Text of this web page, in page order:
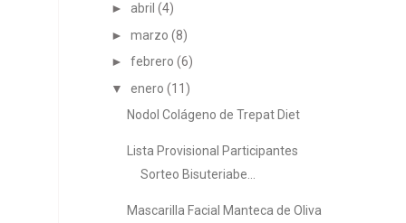
► abril (4)
► marzo (8)
► febrero (6)
▼
enero (11)
Nodol Colágeno de Trepat Diet
Lista Provisional Participantes
Sorteo Bisuteriabe...
Mascarilla Facial Manteca de Oliva